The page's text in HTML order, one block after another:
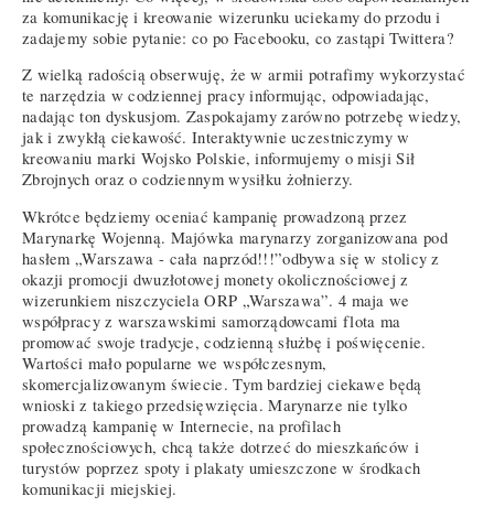
za komunikację i kreowanie wizerunku uciekamy do przodu i
zadajemy sobie pytanie: co po Facebooku, co zastąpi Twittera?
Z wielką radością obserwuję, że w armii potrafimy wykorzystać
te narzędzia w codziennej pracy informując, odpowiadając,
nadając ton dyskusjom. Zaspokajamy zarówno potrzebę wiedzy,
jak i zwykłą ciekawość. Interaktywnie uczestniczymy w
kreowaniu marki Wojsko Polskie, informujemy o misji Sił
Zbrojnych oraz o codziennym wysiłku żołnierzy.
Wkrótce będziemy oceniać kampanię prowadzoną przez
Marynarkę Wojenną. Majówka marynarzy zorganizowana pod
hasłem „Warszawa - cała naprzód!!!”odbywa się w stolicy z
okazji promocji dwuzłotowej monety okolicznościowej z
wizerunkiem niszczyciela ORP „Warszawa”. 4 maja we
współpracy z warszawskimi samorządowcami flota ma
promować swoje tradycje, codzienną służbę i poświęcenie.
Wartości mało popularne we współczesnym,
skomercjalizowanym świecie. Tym bardziej ciekawe będą
wnioski z takiego przedsięwzięcia. Marynarze nie tylko
prowadzą kampanię w Internecie, na profilach
społecznościowych, chcą także dotrzeć do mieszkańców i
turystów poprzez spoty i plakaty umieszczone w środkach
komunikacji miejskiej.